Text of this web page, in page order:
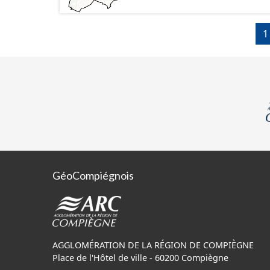
1
GéoCompiégnois
AGGLOMÉRATION DE LA RÉGION DE COMPIÈGNE
Place de l'Hôtel de ville - 60200 Compiègne